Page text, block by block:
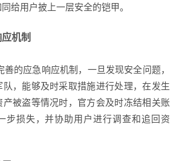
给用户披上一层安全的铠甲。
应机制
的应急响应机制，一旦发现安全问题，
，能够及时采取措施进行处理，在发生
被盗等情况时，官方会及时冻结相关账
步损失，并协助用户进行调查和追回资